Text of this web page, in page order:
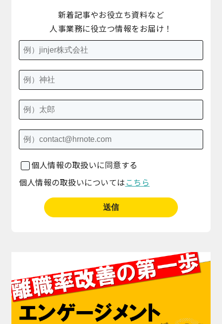
新着記事やお役立ち資料など
人事業務に役立つ情報をお届け！
個人情報の取扱いに同意する
個人情報の取扱いについては こちら